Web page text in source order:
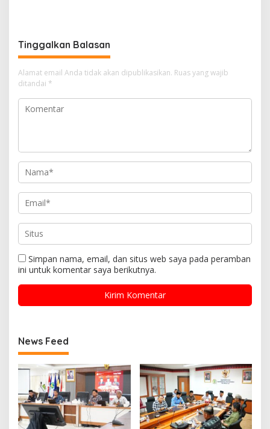
Tinggalkan Balasan
Alamat email Anda tidak akan dipublikasikan. Ruas yang wajib
ditandai *
Simpan nama, email, dan situs web saya pada peramban
ini untuk komentar saya berikutnya.
News Feed